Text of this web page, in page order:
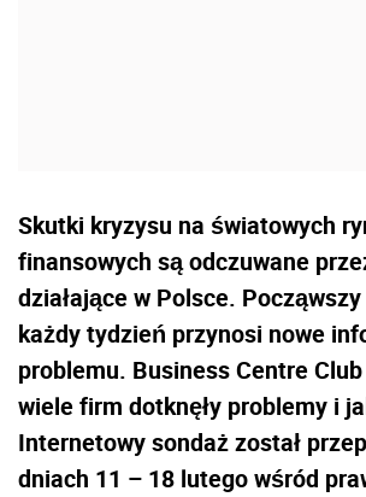
Skutki kryzysu na światowych
finansowych są odczuwane
działające w Polsce.
każdy tydzień przynosi nowe
problemu. Business Centre
wiele firm dotknęły problemy i
Internetowy sondaż został
dniach 11 – 18 lutego wśród